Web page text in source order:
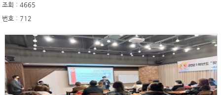
조회 : 4665
번호 : 712